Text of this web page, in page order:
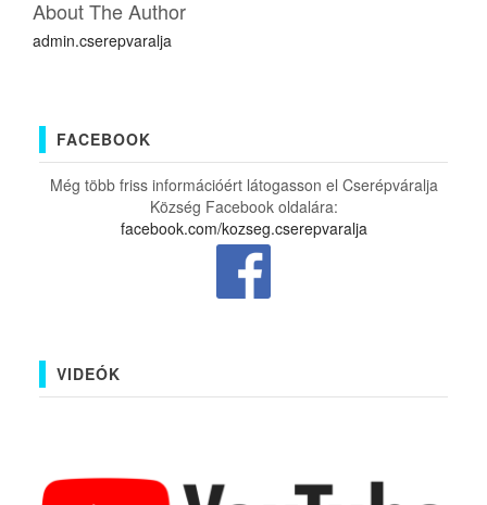
About The Author
admin.cserepvaralja
FACEBOOK
Még több friss információért látogasson el Cserépváralja
Község Facebook oldalára:
facebook.com/kozseg.cserepvaralja
VIDEÓK